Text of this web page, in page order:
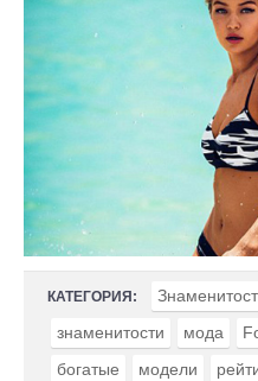
КАТЕГОРИЯ:
знаменитости мода
богатые
модели